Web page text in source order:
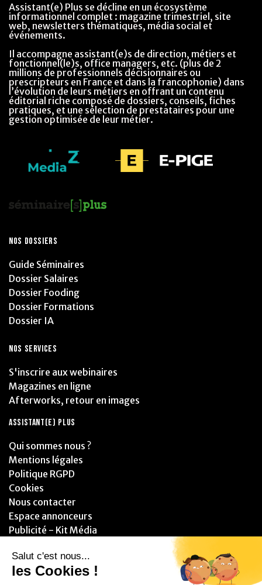
Assistant(e) Plus se décline en un écosystème
informationnel complet : magazine trimestriel, site
web, newsletters thématiques, média social et
événements.
Il accompagne assistant(e)s de direction, métiers et
fonctionnel(le)s, office managers, etc. (plus de 2
millions de professionnels décisionnaires ou
prescripteurs en France et dans la francophonie) dans
l’évolution de leurs métiers en offrant un contenu
éditorial riche composé de dossiers, conseils, fiches
pratiques, et une sélection de prestataires pour une
gestion optimisée de leur métier.
NOS DOSSIERS
Guide Séminaires
Dossier Salaires
Dossier Fooding
Dossier Formations
Dossier IA
NOS SERVICES
S'inscrire aux webinaires
Magazines en ligne
Afterworks, retour en images
ASSISTANT(E) PLUS
Qui sommes nous ?
Mentions légales
Politique RGPD
Cookies
Nous contacter
Espace annonceurs
Publicité - Kit Média
PARTENAIRES